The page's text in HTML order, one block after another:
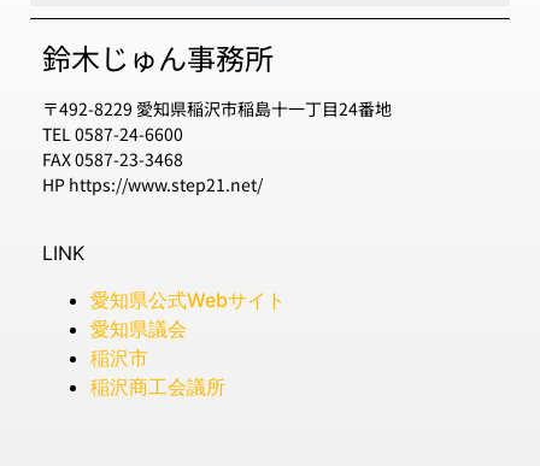
鈴木じゅん事務所
〒492-8229 愛知県稲沢市稲島十一丁目24番地
TEL 0587-24-6600
FAX 0587-23-3468
HP https://www.step21.net/
LINK
愛知県公式Webサイト
愛知県議会
稲沢市
稲沢商工会議所